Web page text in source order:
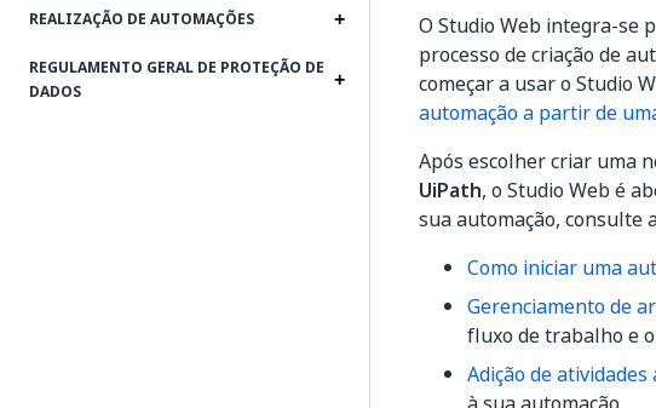
REALIZAÇÃO DE AUTOMAÇÕES
REGULAMENTO GERAL DE PROTEÇÃO DE
DADOS
O Studio Web integra-se
processo de criação de
começar a usar o Studio
automação a partir de
Após escolher criar uma
UiPath, o Studio Web é
sua automação, consulte
Como iniciar uma
Gerenciamento de
fluxo de trabalho e
Adição de